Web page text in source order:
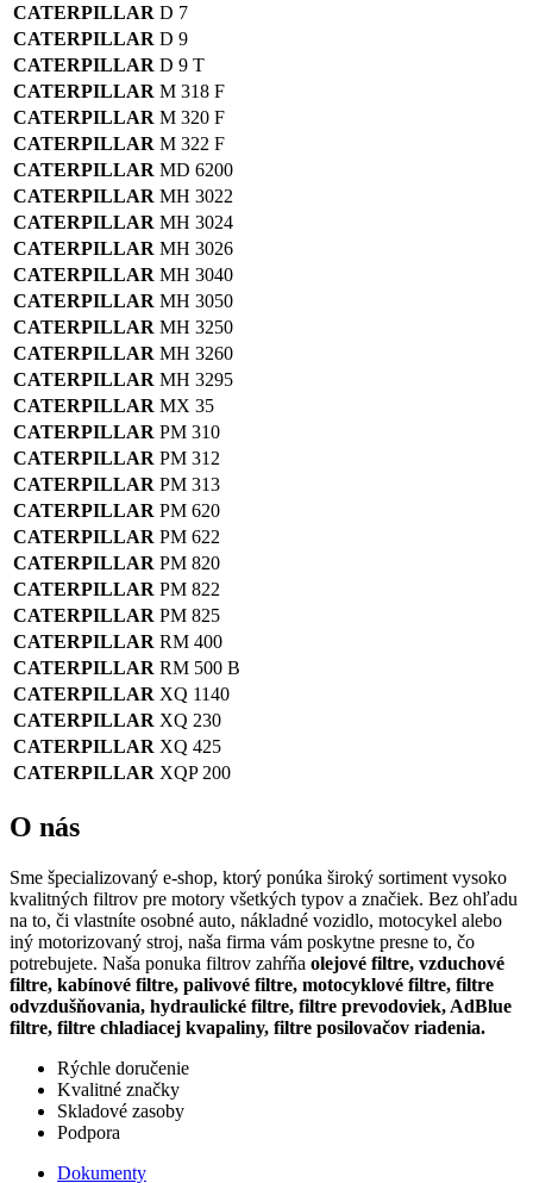
CATERPILLAR D 7
CATERPILLAR D 9
CATERPILLAR D 9 T
CATERPILLAR M 318 F
CATERPILLAR M 320 F
CATERPILLAR M 322 F
CATERPILLAR MD 6200
CATERPILLAR MH 3022
CATERPILLAR MH 3024
CATERPILLAR MH 3026
CATERPILLAR MH 3040
CATERPILLAR MH 3050
CATERPILLAR MH 3250
CATERPILLAR MH 3260
CATERPILLAR MH 3295
CATERPILLAR MX 35
CATERPILLAR PM 310
CATERPILLAR PM 312
CATERPILLAR PM 313
CATERPILLAR PM 620
CATERPILLAR PM 622
CATERPILLAR PM 820
CATERPILLAR PM 822
CATERPILLAR PM 825
CATERPILLAR RM 400
CATERPILLAR RM 500 B
CATERPILLAR XQ 1140
CATERPILLAR XQ 230
CATERPILLAR XQ 425
CATERPILLAR XQP 200
O nás
Sme špecializovaný e-shop, ktorý ponúka široký sortiment vysoko
kvalitných filtrov pre motory všetkých typov a značiek. Bez ohľadu
na to, či vlastníte osobné auto, nákladné vozidlo, motocykel alebo
iný motorizovaný stroj, naša firma vám poskytne presne to, čo
potrebujete. Naša ponuka filtrov zahŕňa olejové filtre, vzduchové
filtre, kabínové filtre, palivové filtre, motocyklové filtre, filtre
odvzdušňovania, hydraulické filtre, filtre prevodoviek, AdBlue
filtre, filtre chladiacej kvapaliny, filtre posilovačov riadenia.
Rýchle doručenie
Kvalitné značky
Skladové zasoby
Podpora
Dokumenty